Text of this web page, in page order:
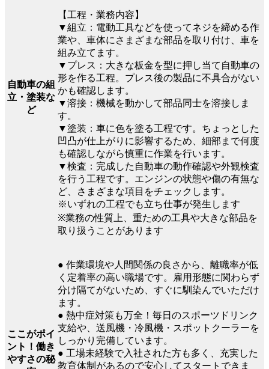
自動車の組
立・塗装な
ど
【工程・業務内容】
▼組立：電動工具などを使ってネジを締める作
業や、車体にさまざまな部品を取り付け、車を
組み立てます。
▼プレス：大きな板金を型に押し当て自動車の
形を作る工程。プレス後の製品に不具合がない
かも確認します。
▼溶接：機械を動かして部品同士を溶接しま
す。
▼塗装：車に色を塗る工程です。ちょっとした
凹凸が仕上がりに影響するため、細部まで何度
も確認しながら慎重に作業を行います。
▼検査：完成した自動車の動作確認や外観検査
を行う工程です。エンジンの状態や傷の有無な
ど、さまざまな項目をチェックします。
※いずれの工程でも立ち仕事が発生します
※業務の性質上、重ための工具や大きな部品を
取り扱うことがあります
ここがポイ
ント！働き
やすさの秘
● 作業環境や人間関係の良さから、離職率が低
く定着率の高い職場です。雇用形態に関わらず
分け隔てがないため、すぐに馴染んでいただけ
ます。
● 熱中症対策も万全！毎日のスポーツドリンク
支給や、送風機・冷風機・スポットクーラーを
しっかり完備しています。
● 工場未経験で入社された方も多く、充実した
教育体制があるので安心してスタートできま